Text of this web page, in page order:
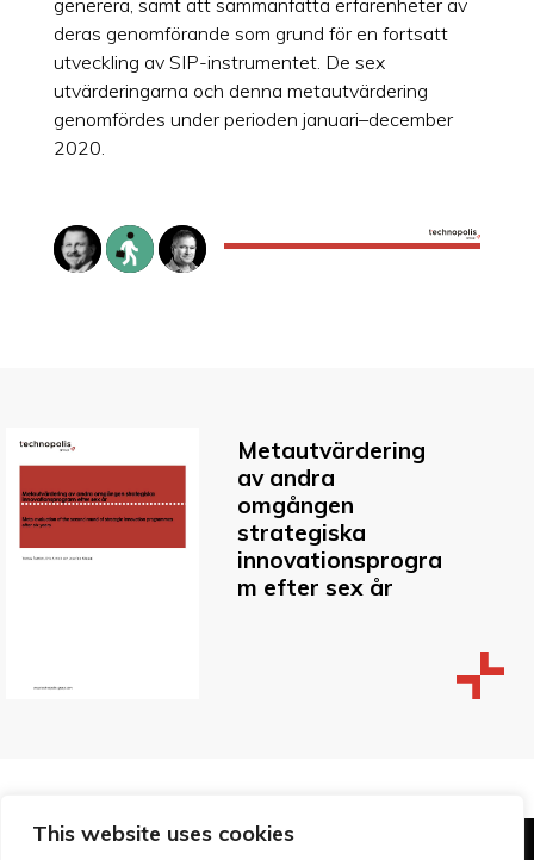
This website uses cookies
deras genomförande som grund för en fortsatt
utveckling av SIP-instrumentet. De sex
utvärderingarna och denna metautvärdering
genomfördes under perioden januari–december
2020.
Metautvärdering
av andra
omgången
strategiska
innovationsprogra
m efter sex år